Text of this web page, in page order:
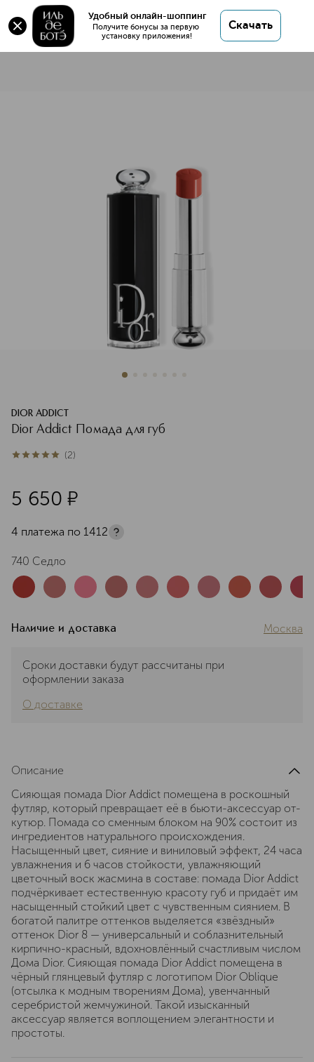
Удобный онлайн-шоппинг
Получите бонусы за первую
установку приложения!
Скачать
DIOR ADDICT
Dior Addict Помада для губ
5из 52 (2)
5 650 ¤
4 платежа по 1412
740 Седло
Наличие и доставка Москва
Сроки доставки будут рассчитаны при
оформлении заказа
О доставке
Описание
Сияющая помада Dior Addict помещена в роскошный
футляр, который превращает её в бьюти-аксессуар от-
кутюр. Помада со сменным блоком на 90% состоит из
ингредиентов натурального происхождения.
Насыщенный цвет, сияние и виниловый эффект, 24 часа
увлажнения и 6 часов стойкости, увлажняющий
цветочный воск жасмина в составе: помада Dior Addict
подчёркивает естественную красоту губ и придаёт им
насыщенный стойкий цвет с чувственным сиянием. В
богатой палитре оттенков выделяется «звёздный»
оттенок Dior 8 — универсальный и соблазнительный
кирпично-красный, вдохновлённый счастливым числом
Дома Dior. Сияющая помада Dior Addict помещена в
чёрный глянцевый футляр с логотипом Dior Oblique
(отсылка к модным творениям Дома), увенчанный
серебристой жемчужиной. Такой изысканный
аксессуар является воплощением элегантности и
простоты.